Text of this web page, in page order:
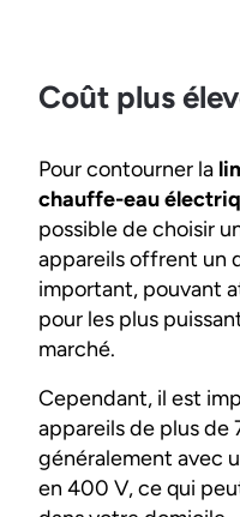
Coût plus
Pour contourner la
chauffe-eau
possible de choisir
appareils offrent un
important, pouvant
pour les plus
marché.
Cependant, il est
appareils de plus de
généralement avec
en 400 V, ce qui